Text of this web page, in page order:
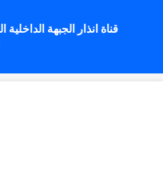
قناة انذار الجبهة